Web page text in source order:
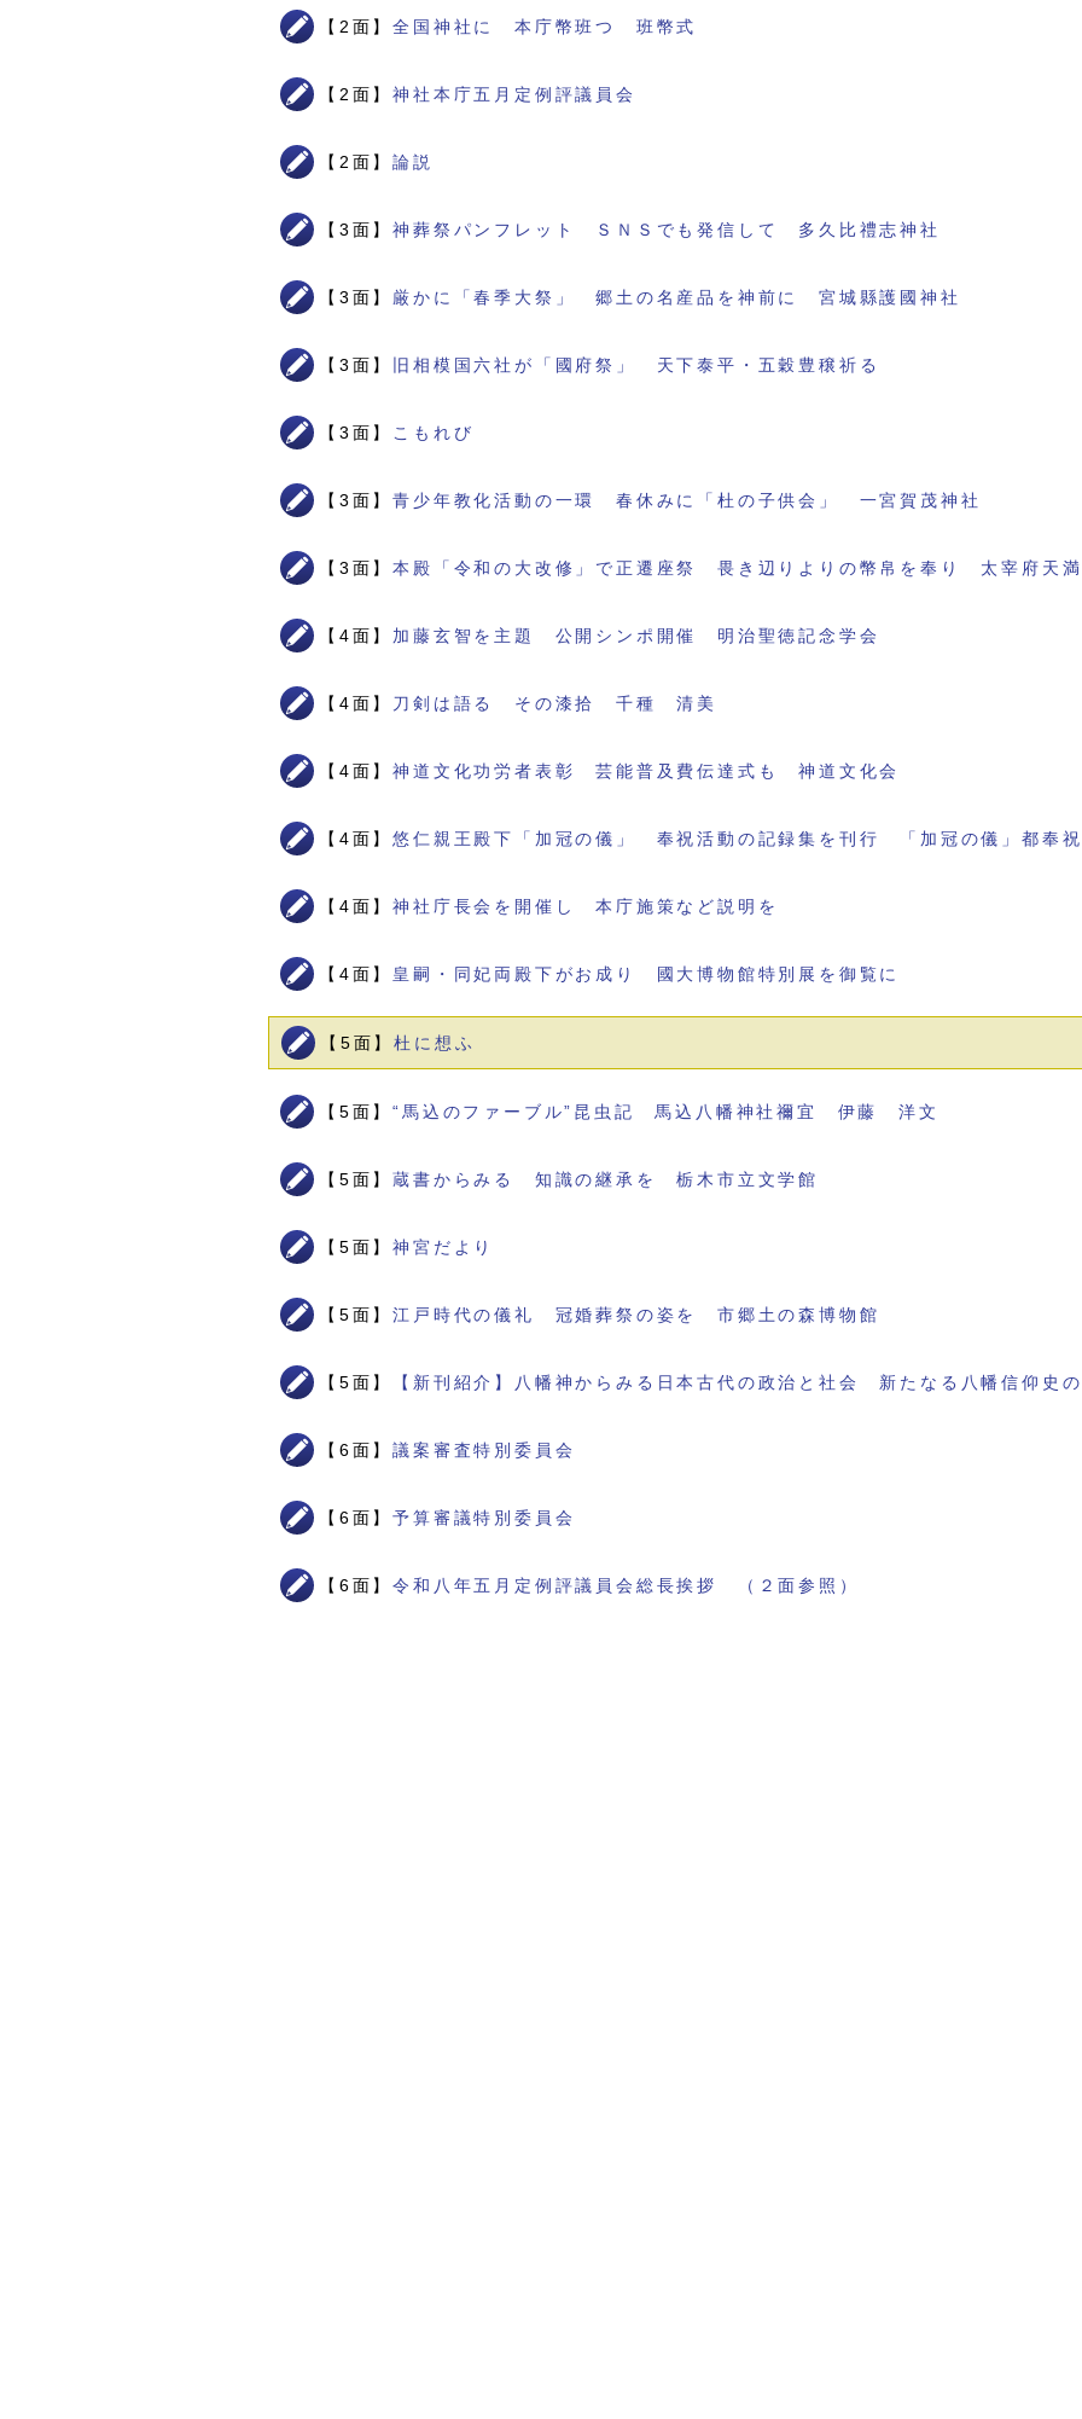
【2面】全国神社に 本庁幣班つ 班幣式
【2面】神社本庁五月定例評議員会
【2面】論説
【3面】神葬祭パンフレット ＳＮＳでも発信して 多久比禮志神社
【3面】 厳かに「春季大祭」 郷土の名産品を神前に 宮城縣護國神社
【3面】 旧相模国六社が「國府祭」 天下泰平・五穀豊穣祈る
【3面】 こもれび
【3面】青少年教化活動の一環 春休みに「杜の子供会」 一宮賀茂神社
【3面】本殿「令和の大改修」で正遷座祭 畏き辺りよりの幣帛を奉り 太宰府天
【4面】 加藤玄智を主題 公開シンポ開催 明治聖徳記念学会
【4面】 刀剣は語る その漆拾 千種 清美
【4面】神道文化功労者表彰 芸能普及費伝達式も 神道文化会
【4面】悠仁親王殿下「加冠の儀」 奉祝活動の記録集を刊行 「加冠の儀」都奉
【4面】神社庁長会を開催し 本庁施策など説明を
【4面】 皇嗣・同妃両殿下がお成り 國大博物館特別展を御覧に
【5面】杜に想ふ
【5面】“馬込のファーブル”昆虫記 馬込八幡神社禰宜 伊藤 洋文
【5面】蔵書からみる 知識の継承を 栃木市立文学館
【5面】神宮だより
【5面】江戸時代の儀礼 冠婚葬祭の姿を 市郷土の森博物館
【5面】 【新刊紹介】八幡神からみる日本古代の政治と社会 新たなる八幡信仰史
【6面】議案審査特別委員会
【6面】予算審議特別委員会
【6面】令和八年五月定例評議員会総長挨拶 （２面参照）